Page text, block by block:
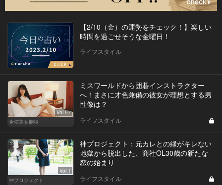
【2/10（金）の運勢をチェック！】楽しい
時間を過ごせそうな金曜日！
ライフスタイル
Vol.57
金曜美女劇場
ミスワールドから囲碁インストラクター
へ！まさに才色兼備の彼女が理想とする男
性像は？
ライフスタイル
Vol.1
神プロジェクト
神プロジェクト：元カレとの縁がキレない
地獄から脱出した、商社OL30歳の新たな
恋の始まり
ライフスタイル